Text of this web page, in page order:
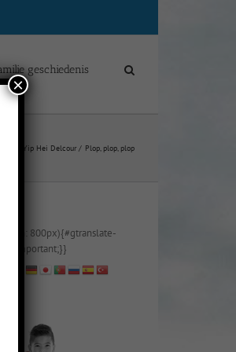
geschiedenis
Chloé Yip Hei Delcour Plop, plop, plop
width: 800px){#gtranslate-
!important;}}
×